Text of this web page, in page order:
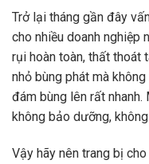
Trở lại tháng gần đây
cho nhiều doanh nghiệp
rụi hoàn toàn, thất thoát
nhỏ bùng phát mà
đám bùng lên rất nhanh.
không bảo dưỡng,
Vậy hãy nên trang bị